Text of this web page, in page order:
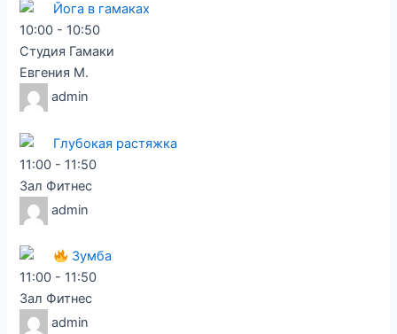
Йога в гамаках
10:00 - 10:50
Студия Гамаки
Евгения М.
admin
Глубокая растяжка
11:00 - 11:50
Зал Фитнес
admin
Зумба
11:00 - 11:50
Зал Фитнес
admin